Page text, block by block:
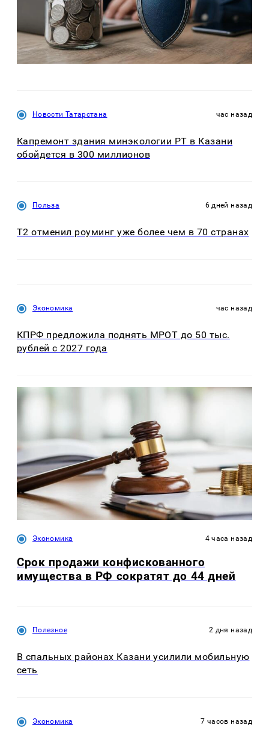
Новости Татарстана час назад
Капремонт здания минэкологии РТ в Казани
обойдется в 300 миллионов
Польза 6 дней назад
Т2 отменил роуминг уже более чем в 70 странах
Экономика час назад
КПРФ предложила поднять МРОТ до 50 тыс.
рублей с 2027 года
Экономика 4 часа назад
Срок продажи конфискованного
имущества в РФ сократят до 44 дней
Полезное 2 дня назад
В спальных районах Казани усилили мобильную
сеть
Экономика 7 часов назад